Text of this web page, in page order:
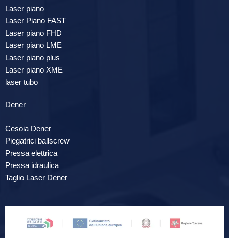
Laser piano
Laser Piano FAST
Laser piano FHD
Laser piano LME
Laser piano plus
Laser piano XME
laser tubo
Dener
Cesoia Dener
Piegatrici ballscrew
Pressa elettrica
Pressa idraulica
Taglio Laser Dener